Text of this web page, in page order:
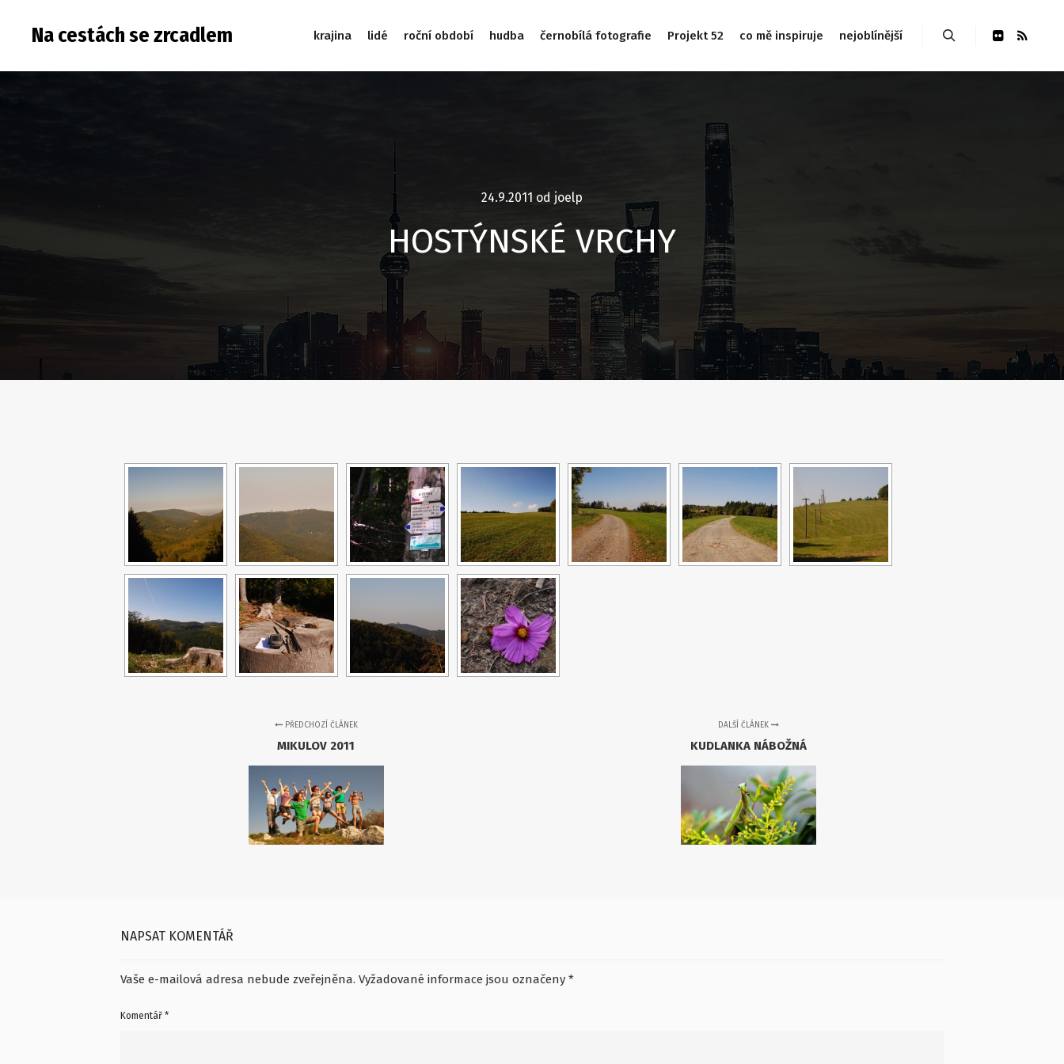
Na cestách se zrcadlem krajina lidé roční období hudba černobílá fotografie Projekt 52 co mě inspiruje nejoblínější
24.9.2011 od joelp
HOSTÝNSKÉ VRCHY
PŘEDCHOZÍ ČLÁNEK
MIKULOV 2011
DALŠÍ ČLÁNEK
KUDLANKA NÁBOŽNÁ
NAPSAT KOMENTÁŘ
Vaše e-mailová adresa nebude zveřejněna. Vyžadované informace jsou označeny *
Komentář *